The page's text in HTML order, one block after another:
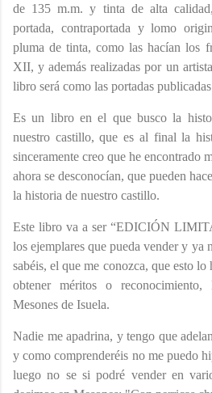
de 135 m.m. y tinta de alta
portada, contraportada y lomo
pluma de tinta, como las hacían los
XII, y además realizadas por un
libro será como las portadas
Es un libro en el que busco la
nuestro castillo, que es al final la
sinceramente creo que he encontrado
ahora se desconocían, que pueden
la historia de nuestro castillo.
Este libro va a ser “EDICIÓN
los ejemplares que pueda vender y ya
sabéis, el que me conozca, que esto
obtener méritos o
Mesones de Isuela.
Nadie me apadrina, y tengo que
y como comprenderéis no me puedo
luego no se si podré vender en